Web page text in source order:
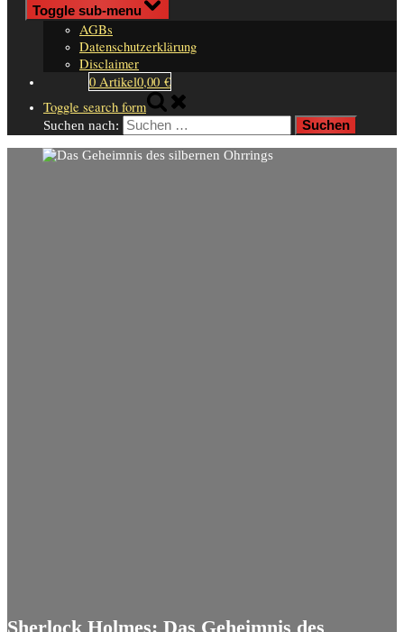
Impressum
Toggle sub-menu
AGBs
Datenschutzerklärung
Disclaimer
0 Artikel0,00 €
Toggle search form
Suchen nach:
Sherlock Holmes: Das Geheimnis des